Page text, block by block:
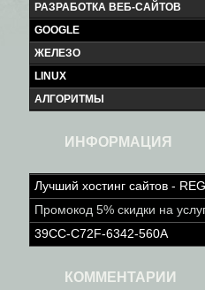
РАЗРАБОТКА ВЕБ-САЙТОВ
GOOGLE
ЖЕЛЕЗО
LINUX
АЛГОРИТМЫ
ИНФОРМАЦИЯ
Лучший хостинг сайтов -
Промокод 5% скидки на
39CC-C72F-6342-560A
КОММЕНТАРИИ